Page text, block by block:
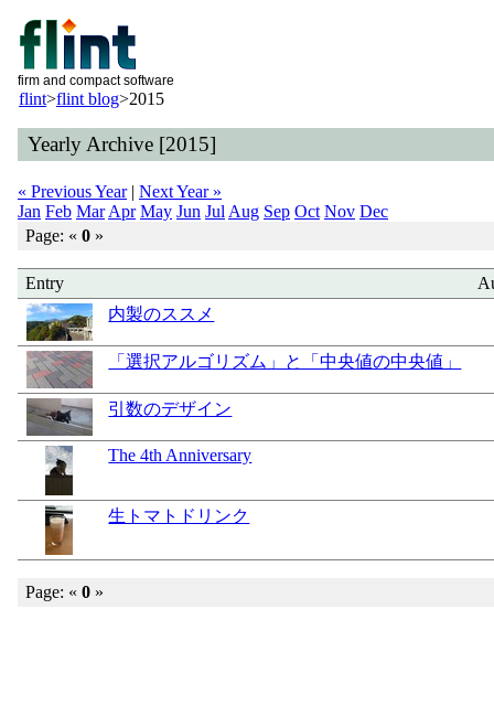
firm and compact software
flint>flint blog>2015
Yearly Archive [2015]
« Previous Year| Next Year »
Jan Feb Mar Apr May Jun Jul Aug Sep Oct Nov Dec
Page: «0 »
Entry
内製のススメ
「選択アルゴリズム」と「中央値の中央値」
引数のデザイン
The 4th Anniversary
生トマトドリンク
Page: «0 »